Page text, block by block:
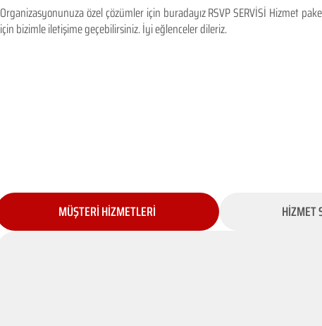
Organizasyonunuza özel çözümler için buradayız RSVP SERVİSİ Hizmet
için bizimle iletişime geçebilirsiniz. İyi eğlenceler dileriz.
MÜŞTERİ HİZMETLERİ HİZMET